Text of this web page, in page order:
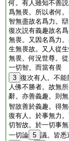
何。有人雖知不善
爲無畏。所以者何
智無盡故名爲力。
復次説有義趣故名
無畏。又因名爲力
生無畏故。又人從
無畏。何況世尊。
一切智。而當有畏
3 復次有人。不
人佛不勝者。故無
辭。亦善義趣。則
智故善於義趣。得
復有人。於事無力
切智故。於一切事
一切論 5 議。皆悉